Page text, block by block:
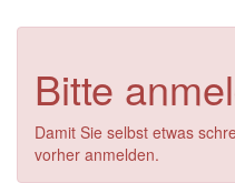
Bitte
Damit Sie selbst etwas
vorher anmelden.